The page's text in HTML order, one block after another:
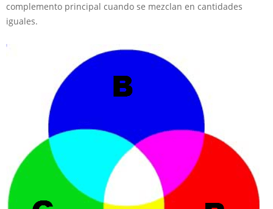
complemento principal cuando se mezclan en cantidades
iguales.